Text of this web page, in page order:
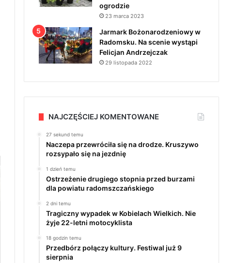
ogrodzie
23 marca 2023
Jarmark Bożonarodzeniowy w
Radomsku. Na scenie wystąpi
Felicjan Andrzejczak
29 listopada 2022
NAJCZĘŚCIEJ KOMENTOWANE
27 sekund temu
Naczepa przewróciła się na drodze. Kruszywo
rozsypało się na jezdnię
1 dzień temu
Ostrzeżenie drugiego stopnia przed burzami
dla powiatu radomszczańskiego
2 dni temu
Tragiczny wypadek w Kobielach Wielkich. Nie
żyje 22-letni motocyklista
18 godzin temu
Przedbórz połączy kultury. Festiwal już 9
sierpnia